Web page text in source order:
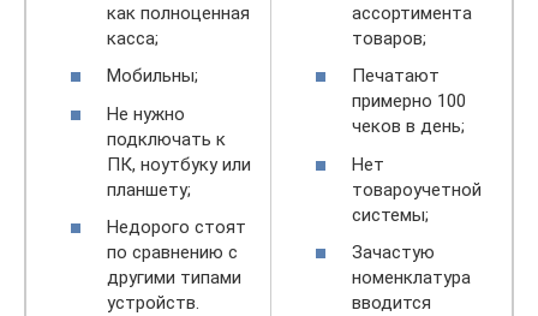
как полноценная
касса;
Мобильны;
Не нужно
подключать к
ПК, ноутбуку или
планшету;
Недорого стоят
по сравнению с
другими типами
устройств.
ассортимента
товаров;
Печатают
примерно 100
чеков в день;
Нет
товароучетной
системы;
Зачастую
номенклатура
вводится